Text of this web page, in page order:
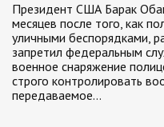
Президент США Барак
месяцев после того, как
уличными беспорядками,
запретил федеральным
военное снаряжение
строго контролировать
передаваемое…